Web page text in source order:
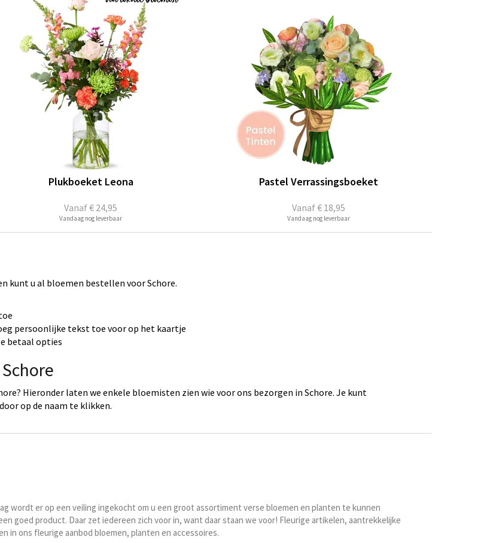
Vanaf€ 24,95
Plukboeket Leona
Vandaag nog leverbaar
Vanaf€ 18,95
Pastel Verrassingsboeket
Vandaag nog leverbaar
kunt u al bloemen bestellen voor Schore.
persoonlijke tekst toe voor op het kaartje
betaal opties
Hieronder laten we enkele bloemisten zien wie voor ons bezorgen in Schore. Je kunt
op de naam te klikken.
wordt er op een veiling ingekocht om u een groot assortiment verse bloemen en planten te kunnen
goed product. Daar zet iedereen zich voor in, want daar staan we voor! Fleurige artikelen, aantrekkelijke
in ons fleurige aanbod bloemen, planten en accessoires.